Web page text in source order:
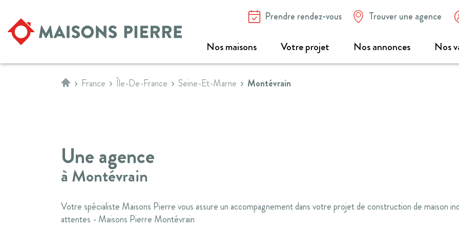
Prendre rendez-vous Trouver une agence
Nos maisons Votre projet Nos annonces Nos
AccueilFrance Île-De-France Seine-Et-Marne Montévrain
Une agence
à Montévrain
Votre spécialiste Maisons Pierre vous assure un accompagnement dans votre projet de construction de maison
attentes - Maisons Pierre Montévrain